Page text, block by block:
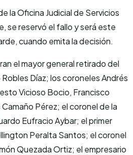
la Oficina Judicial de Servicios
se reservó el fallo y será este
cuando emita la decisión.
el mayor general retirado del
Díaz; los coroneles Andrés
Vicioso Bocio, Francisco
Pérez; el coronel de la
Eufracio Aybar; el primer
Peralta Santos; el coronel
Quezada Ortiz; el empresario